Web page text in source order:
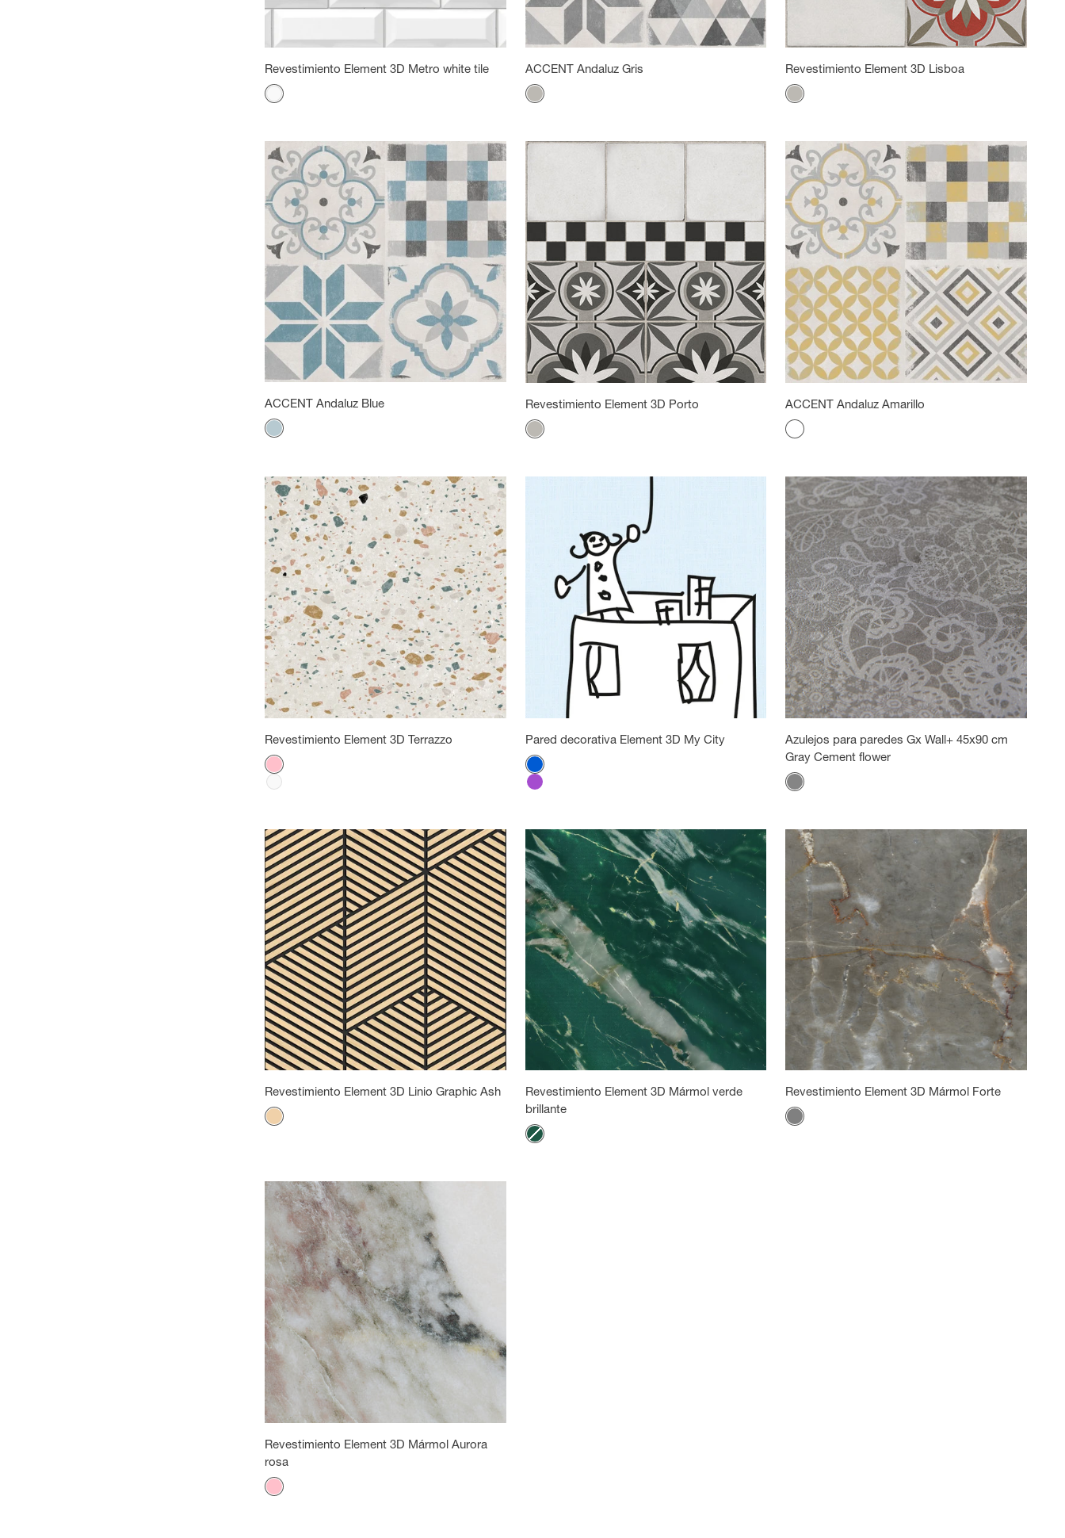
Revestimiento Element 3D Metro white tile
Color
Blanco
ACCENT Andaluz Gris
Color
Gris mineral
Revestimiento Element 3D Lisboa
Color
Gris mineral
ACCENT Andaluz Blue
Color
Gris - azul
Revestimiento Element 3D Porto
Color
Gris mineral
ACCENT Andaluz Amarillo
Color
Amarillo andaluz
Revestimiento Element 3D Terrazzo
Color
Rosa
Blanco
Pared decorativa Element 3D My City
Color
Azul
Violeta
Azulejos para paredes Gx Wall+ 45x90 cm
Gray Cement flower
Color
Flor de cemento
Revestimiento Element 3D Linio Graphic Ash
Color
Ash
Revestimiento Element 3D Mármol verde
brillante
Color
Mármol verde
Revestimiento Element 3D Mármol Forte
Color
Gris
Revestimiento Element 3D Mármol Aurora
rosa
Color
Rosa